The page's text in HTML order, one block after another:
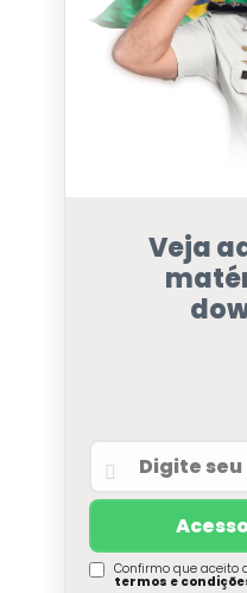
Veja
Confirmo que aceito
termos e